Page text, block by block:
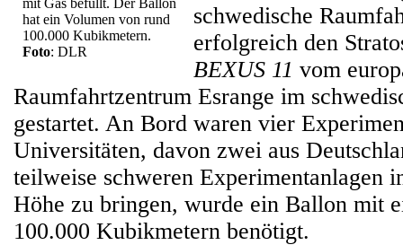
mit Gas befüllt. Der Ballon
hat ein Volumen von rund
100.000 Kubikmetern.
Foto: DLR
schwedische
erfolgreich den
BEXUS 11 vom
Raumfahrtzentrum Esrange im
gestartet. An Bord waren vier
Universitäten, davon zwei aus
teilweise schweren Experimentanlagen
Höhe zu bringen, wurde ein Ballon mit
100.000 Kubikmetern benötigt.